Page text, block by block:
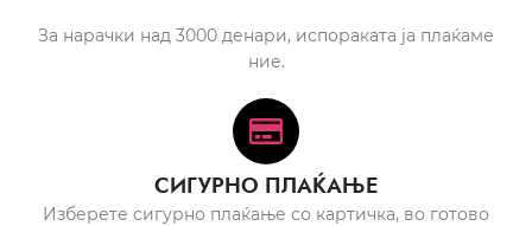
За нарачки над 3000 денари, испораката ја плаќаме
ние.
СИГУРНО ПЛАЌАЊЕ
Изберете сигурно плаќање со картичка, во готово